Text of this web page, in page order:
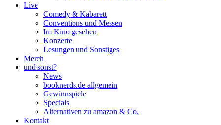
Live
Comedy & Kabarett
Conventions und Messen
Im Kino gesehen
Konzerte
Lesungen und Sonstiges
Merch
und sonst?
News
booknerds.de allgemein
Gewinnspiele
Specials
Alternativen zu amazon & Co.
Kontakt